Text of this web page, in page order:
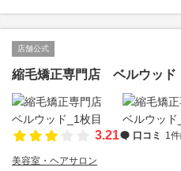
店舗公式
縮毛矯正専門店 ベルウッド
3.21 口コミ 1件
美容室・ヘアサロン